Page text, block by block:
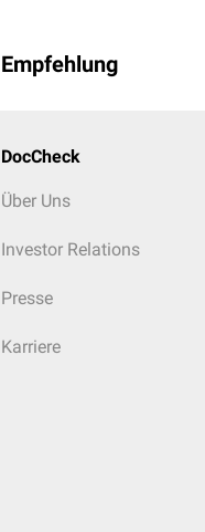
Empfehlung
DocCheck
Über Uns
Investor Relations
Presse
Karriere